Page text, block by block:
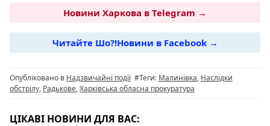
e
b
o
o
k
e
g
ra
m
at
s
A
p
p
er p
y
Li
n
k
Новини Харкова в Telegram →
Читайте Шо?!Новини в Facebook →
Опубліковано в Надзвичайні події #Теги: Малинівка, Наслідки
обстрілу, Радькове,Харківська обласна прокуратура
ЦІКАВІ НОВИНИ ДЛЯ ВАС: